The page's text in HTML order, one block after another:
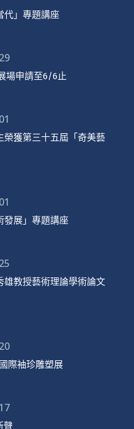
代」專題講座
場申請至6/6止
榮獲第三十五屆「奇美藝
發展」專題講座
雄教授藝術理論學術論文
際袖珍雕塑展
聲